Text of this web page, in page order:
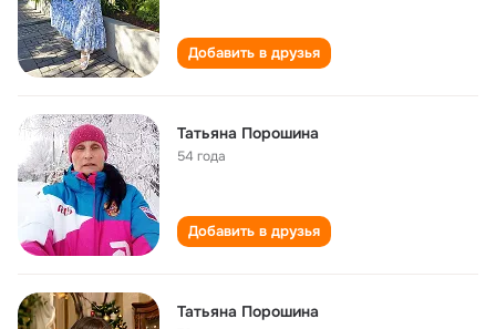
Добавить в друзья
Татьяна Порошина
54 года
Добавить в друзья
Татьяна Порошина